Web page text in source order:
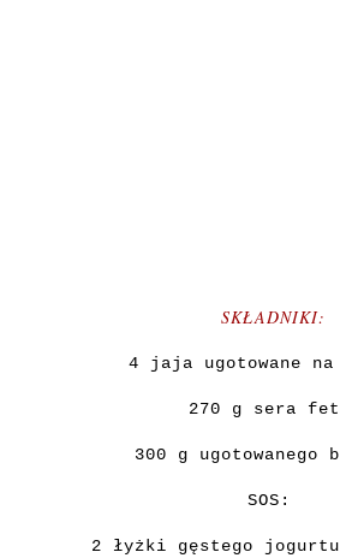
SKŁADNIKI:
4 jaja ugotowane na
270 g sera
300 g ugotowanego
SOS:
2 łyżki gęstego